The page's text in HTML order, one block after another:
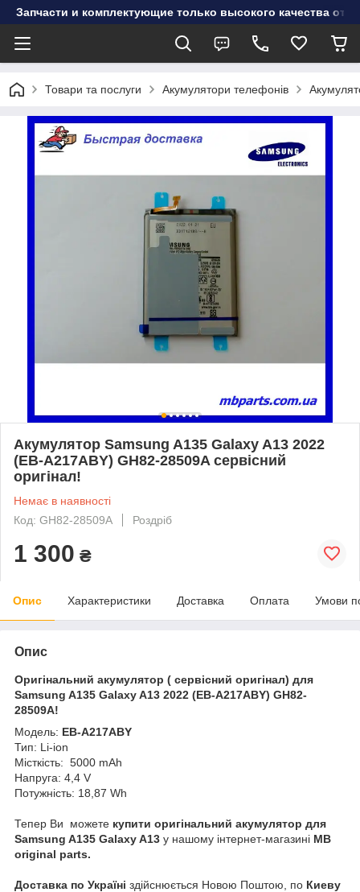
Запчасти и комплектующие только высокого качества от
Товари та послуги Акумулятори телефонів
Акумулятор Samsung A135 Galaxy A13 2022
(EB-A217ABY) GH82-28509A сервісний
оригінал!
Немає в наявності
Код: GH82-28509A
Роздріб
1 300 ₴
Опис Характеристики Доставка Оплата Умови
Опис
Оригінальний акумулятор ( сервісний оригінал) для
Samsung A135 Galaxy A13 2022 (EB-A217ABY) GH82-
28509A!
Модель: EB-A217ABY
Тип: Li-ion
Місткість: 5000 mAh
Напруга: 4,4 V
Потужність: 18,87 Wh
Тепер Ви можете купити оригінальний акумулятор для
Samsung A135 Galaxy A13 у нашому інтернет-магазині MB
original parts.
Доставка по Україні здійснюється Новою Поштою, по Киеву